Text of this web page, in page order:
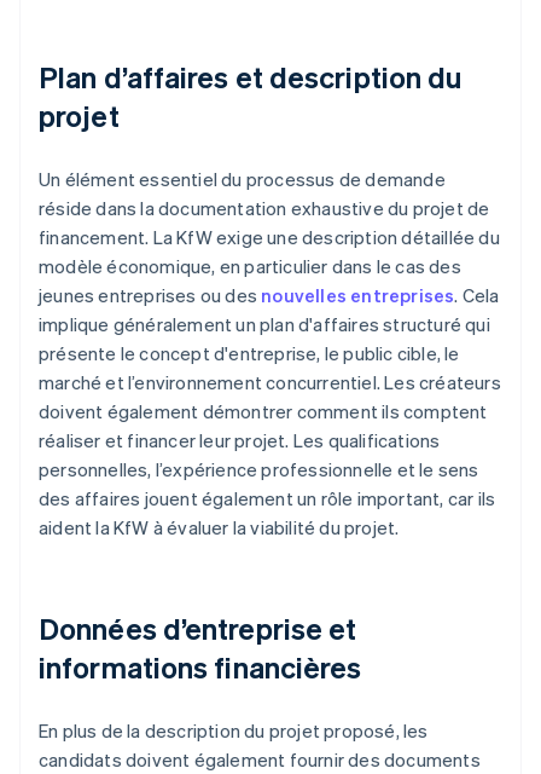
Plan d’affaires et description du
projet
Un élément essentiel du processus de demande
réside dans la documentation exhaustive du projet de
financement. La KfW exige une description détaillée du
modèle économique, en particulier dans le cas des
jeunes entreprises ou des nouvelles entreprises. Cela
implique généralement un plan d'affaires structuré qui
présente le concept d'entreprise, le public cible, le
marché et l’environnement concurrentiel. Les créateurs
doivent également démontrer comment ils comptent
réaliser et financer leur projet. Les qualifications
personnelles, l’expérience professionnelle et le sens
des affaires jouent également un rôle important, car ils
aident la KfW à évaluer la viabilité du projet.
Données d’entreprise et
informations financières
En plus de la description du projet proposé, les
candidats doivent également fournir des documents